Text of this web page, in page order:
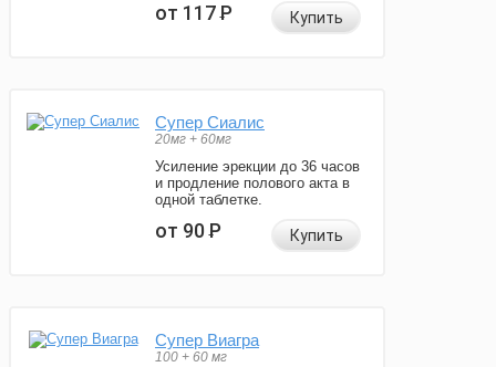
от 117Р Купить
Супер Сиалис
20мг + 60мг
Усиление эрекции до 36 часов
и продление полового акта в
одной таблетке.
от 90Р Купить
Супер Виагра
100 + 60 мг